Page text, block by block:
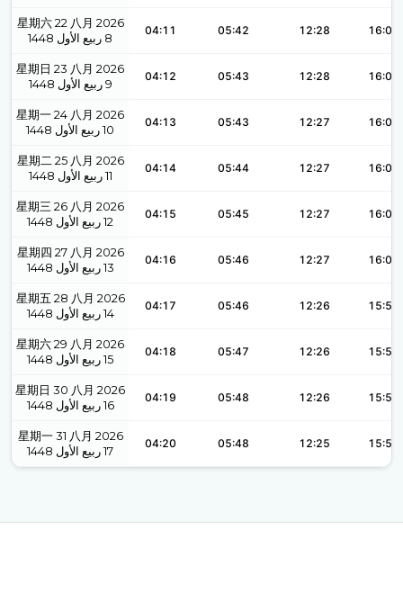
星期六 22 八月 2026
1448 ربيع الأول 8
04:11 05:42 12:28 16:03
星期日 23 八月 2026
1448 ربيع الأول 9
04:12 05:43 12:28 16:02
星期一 24 八月 2026
1448 ربيع الأول 10
04:13 05:43 12:27 16:02
星期二 25 八月 2026
1448 ربيع الأول 11
04:14 05:44 12:27 16:01
星期三 26 八月 2026
1448 ربيع الأول 12
04:15 05:45 12:27 16:01
星期四 27 八月 2026
1448 ربيع الأول 13
04:16 05:46 12:27 16:00
星期五 28 八月 2026
1448 ربيع الأول 14
04:17 05:46 12:26 15:59
星期六 29 八月 2026
1448 ربيع الأول 15
04:18 05:47 12:26 15:59
星期日 30 八月 2026
1448 ربيع الأول 16
04:19 05:48 12:26 15:58
星期一 31 八月 2026
1448 ربيع الأول 17
04:20 05:48 12:25 15:58